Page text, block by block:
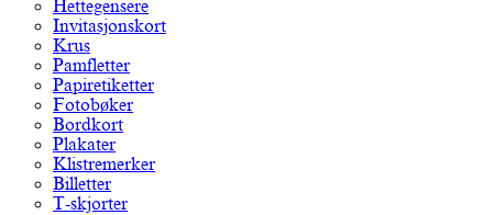
Hettegensere
Invitasjonskort
Krus
Pamfletter
Papiretiketter
Fotobøker
Bordkort
Plakater
Klistremerker
Billetter
T-skjorter